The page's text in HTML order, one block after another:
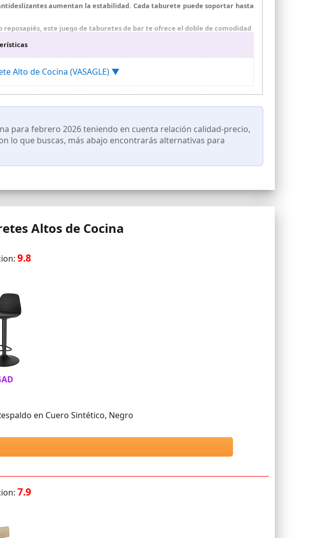
aumentan la estabilidad. Cada taburete puede soportar hasta
este juego de taburetes de bar te ofrece el doble de comodidad
adaptarse a tu espalda. Con un soporte de acero engrosado, el respaldo es
taburetes altos son perfectos para tu zona de bar, cocina, comedor y mucho
ilustradas y estará montado en un abrir y cerrar de ojos
Alto de Cocina (VASAGLE) ▼
para febrero 2026 teniendo en cuenta relación calidad-precio,
lo que buscas, más abajo encontrarás alternativas para
Altos de Cocina
9.8
en Cuero Sintético, Negro
7.9